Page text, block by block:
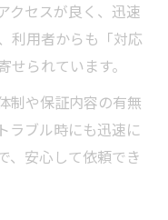
クセスが良く、迅速
利用者からも「対応
られています。
制や保証内容の有無
ラブル時にも迅速に
、安心して依頼でき